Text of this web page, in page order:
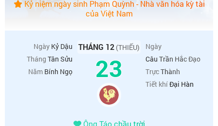
Kỷ niệm ngày sinh Phạm Quỳnh - Nhà văn hóa kỳ tài
của Việt Nam
Ngày Kỷ Dậu
ThángTân Sửu
Năm Bính Ngọ
THÁNG 12(THIẾU)
23
Ngày
Câu Trần Hắc Đạo
TrựcThành
Tiết khíĐại Hàn
Ông Táo chầu trời